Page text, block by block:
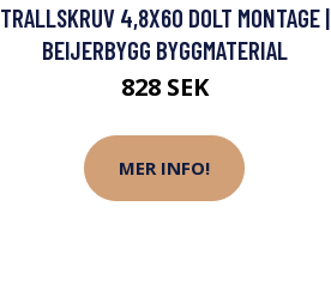
TRALLSKRUV 4,8X60 DOLT MONTAGE |
BEIJERBYGG BYGGMATERIAL
828 SEK
MER INFO!